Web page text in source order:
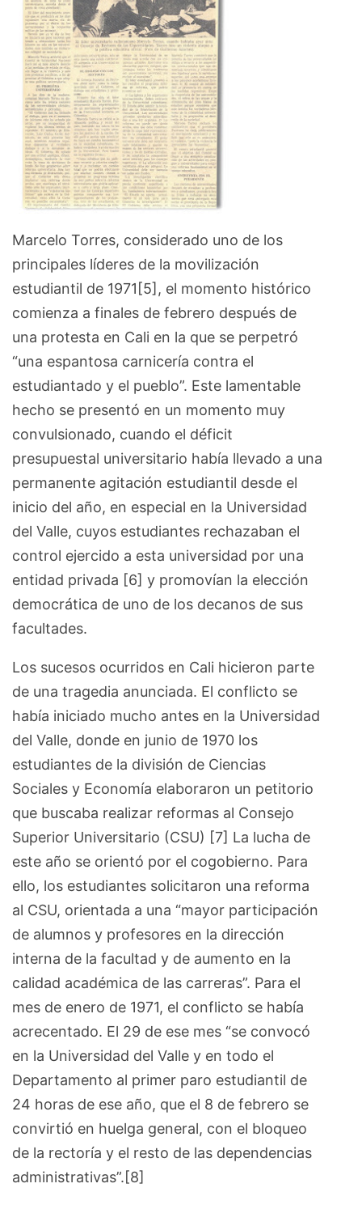
Marcelo Torres, considerado uno de los
principales líderes de la movilización
estudiantil de 1971[5], el momento histórico
comienza a finales de febrero después de
una protesta en Cali en la que se perpetró
“una espantosa carnicería contra el
estudiantado y el pueblo”. Este lamentable
hecho se presentó en un momento muy
convulsionado, cuando el déficit
presupuestal universitario había llevado a una
permanente agitación estudiantil desde el
inicio del año, en especial en la Universidad
del Valle, cuyos estudiantes rechazaban el
control ejercido a esta universidad por una
entidad privada [6] y promovían la elección
democrática de uno de los decanos de sus
facultades.
Los sucesos ocurridos en Cali hicieron parte
de una tragedia anunciada. El conflicto se
había iniciado mucho antes en la Universidad
del Valle, donde en junio de 1970 los
estudiantes de la división de Ciencias
Sociales y Economía elaboraron un petitorio
que buscaba realizar reformas al Consejo
Superior Universitario (CSU) [7] La lucha de
este año se orientó por el cogobierno. Para
ello, los estudiantes solicitaron una reforma
al CSU, orientada a una “mayor participación
de alumnos y profesores en la dirección
interna de la facultad y de aumento en la
calidad académica de las carreras”. Para el
mes de enero de 1971, el conflicto se había
acrecentado. El 29 de ese mes “se convocó
en la Universidad del Valle y en todo el
Departamento al primer paro estudiantil de
24 horas de ese año, que el 8 de febrero se
convirtió en huelga general, con el bloqueo
de la rectoría y el resto de las dependencias
administrativas”.[8]